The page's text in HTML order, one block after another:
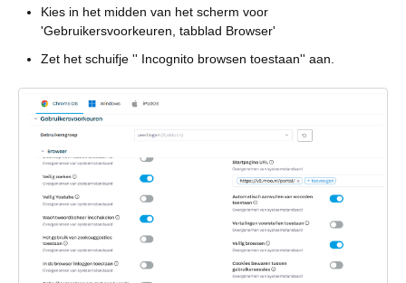
Kies in het midden van het scherm voor
'Gebruikersvoorkeuren, tabblad Browser'
Zet het schuifje '' Incognito browsen toestaan'' aan.